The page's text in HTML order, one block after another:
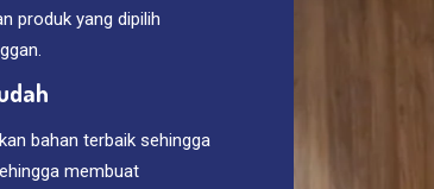
produk yang dipilih
bahan terbaik sehingga
membuat